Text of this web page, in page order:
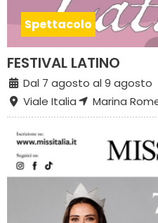
Spettacolo
FESTIVAL LATINO
Dal 7 agosto al 9 agosto
Viale Italia
Marina